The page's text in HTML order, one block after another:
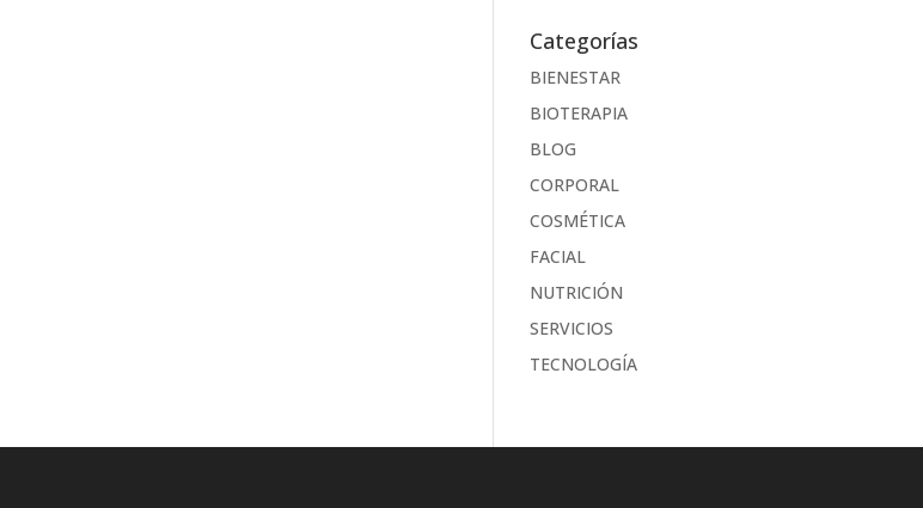
Categorías
BIENESTAR
BIOTERAPIA
BLOG
CORPORAL
COSMÉTICA
FACIAL
NUTRICIÓN
SERVICIOS
TECNOLOGÍA